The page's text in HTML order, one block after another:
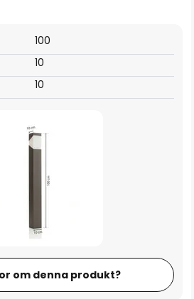
10
100
10
om denna produkt?